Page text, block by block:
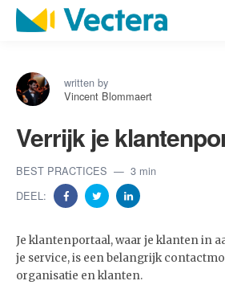
written by
Vincent Blommaert
Verrijk je
BEST PRACTICES
3 min
DEEL:
Je klantenportaal, waar je klanten in
je service, is een belangrijk
organisatie en klanten.